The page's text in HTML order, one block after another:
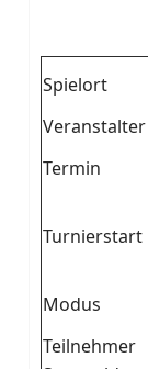
Spielort
Veranstalter
Termin
Turnierstart
Modus
Teilnehmer